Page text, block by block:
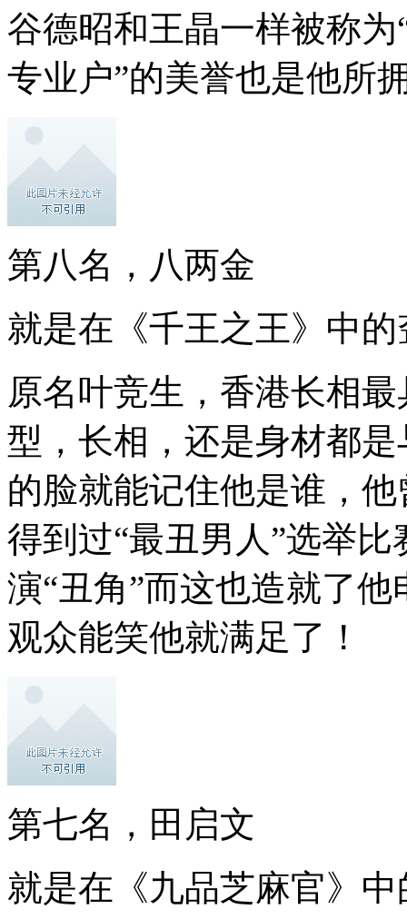
谷德昭和王晶一样被称
专业户”的美誉也是他所
第八名，八两金
就是在《千王之王》中的
原名叶竞生，香港长相
型，长相，还是身材都
的脸就能记住他是谁，
得到过“最丑男人”选举
演“丑角”而这也造就了
观众能笑他就满足了！
第七名，田启文
就是在《九品芝麻官》